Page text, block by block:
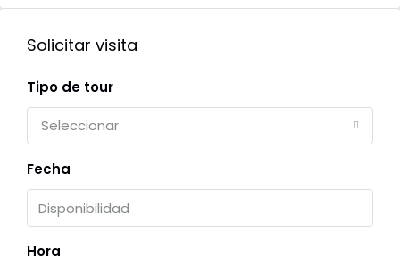
Solicitar visita
Tipo de tour
Seleccionar
Fecha
Hora